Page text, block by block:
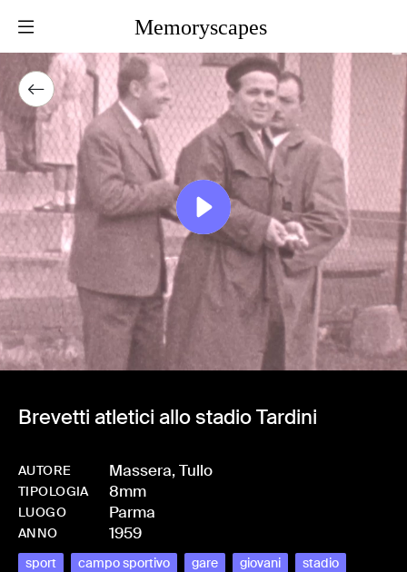
Memoryscapes
Brevetti atletici allo stadio Tardini
AUTORE Massera, Tullo
TIPOLOGIA 8mm
LUOGO Parma
ANNO 1959
sport campo sportivo gare giovani
stadio